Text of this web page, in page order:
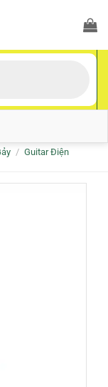
/ Guitar Điện